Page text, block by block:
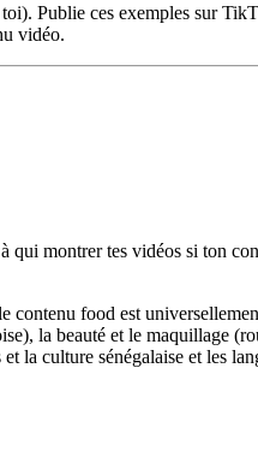
Publie ces exemples sur
vidéo.
montrer tes vidéos si ton
contenu food est
la beauté et le maquillage
la culture sénégalaise et les